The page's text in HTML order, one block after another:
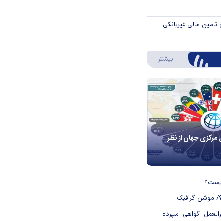
تامین مالی غیربانکی
بیشتر درباره اینفوگرافیک
مرکزی جهان از نظر
موشن گرافیک
گواهی سپرده